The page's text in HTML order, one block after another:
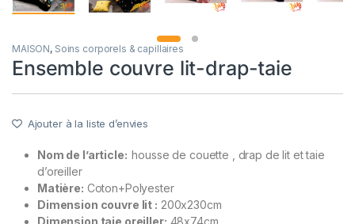
MAISON, Soins corporels & capillaires
Ensemble couvre lit-drap-taie
Ajouter à la liste d’envies
Nom de l’article:housse de couette , drap de lit et taie
d’oreiller
Matière: Coton+Polyester
Dimension couvre lit : 200x230cm